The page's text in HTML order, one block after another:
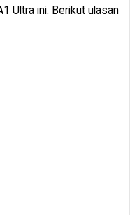
Ultra ini. Berikut ulasan